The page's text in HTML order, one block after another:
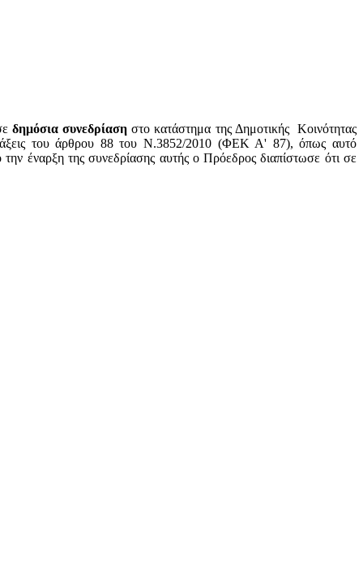
δημόσια συνεδρίαση στο κατάστημα της Δημοτικής
Κοινότητας
του άρθρου 88 του Ν.3852/2010 (ΦΕΚ Α' 87), όπως αυτό
έναρξη της συνεδρίασης αυτής ο Πρόεδρος διαπίστωσε ότι σε